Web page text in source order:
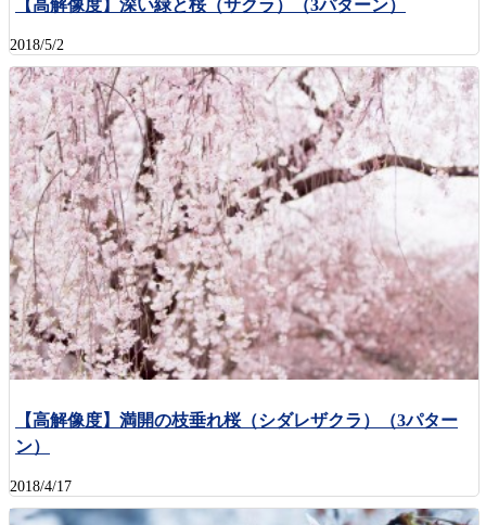
【高解像度】深い緑と桜（サクラ）（3パターン）
2018/5/2
【高解像度】満開の枝垂れ桜（シダレザクラ）（3パター
ン）
2018/4/17